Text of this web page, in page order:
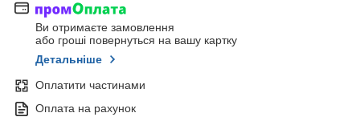
Ви отримаєте замовлення
або гроші повернуться на вашу картку
Детальніше
Оплатити частинами
Оплата на рахунок